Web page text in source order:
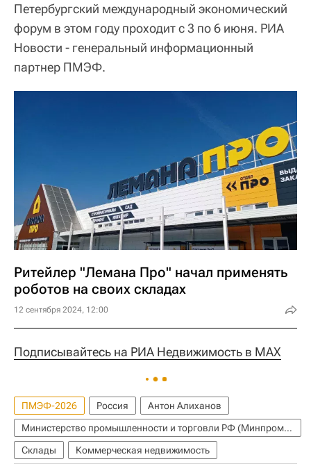
Петербургский международный экономический
форум в этом году проходит с 3 по 6 июня. РИА
Новости - генеральный информационный
партнер ПМЭФ.
Ритейлер "Лемана Про" начал применять
роботов на своих складах
12 сентября 2024, 12:00
Подписывайтесь на РИА Недвижимость в MAX
ПМЭФ-2026 Россия
Антон Алиханов
Министерство промышленности и торговли РФ (Минпромторг России)
Склады
Коммерческая недвижимость